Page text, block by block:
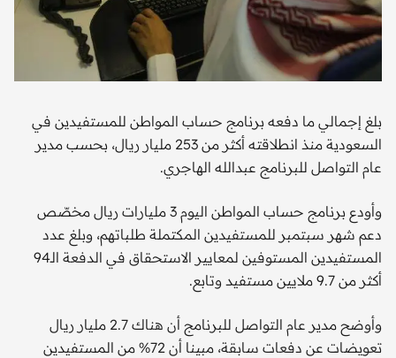
بلغ إجمالي ما دفعه برنامج حساب المواطن للمستفيدين في
السعودية منذ انطلاقته أكثر من 253 مليار ريال، بحسب مدير
عام التواصل للبرنامج عبدالله الهاجري.
وأودع برنامج حساب المواطن اليوم 3 مليارات ريال مخصّص
دعم شهر سبتمبر للمستفيدين المكتملة طلباتهم، وبلغ عدد
المستفيدين المستوفين لمعايير الاستحقاق في الدفعة الـ94
أكثر من 9.7 ملايين مستفيد وتابع.
وأوضح مدير عام التواصل للبرنامج أن هناك 2.7 مليار ريال
تعويضات عن دفعات سابقة، مبينا أن 72% من المستفيدين